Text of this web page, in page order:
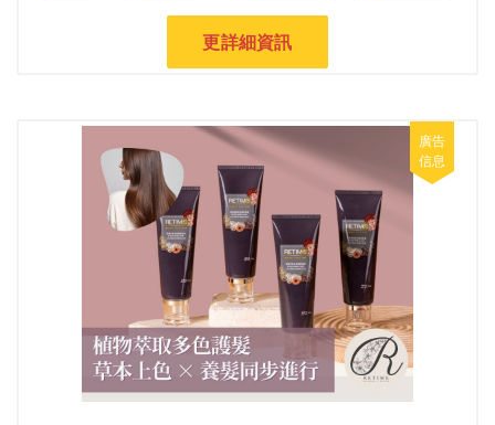
更詳細資訊